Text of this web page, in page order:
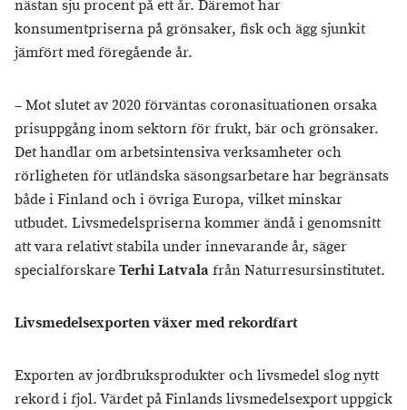
nästan sju procent på ett år. Däremot har
konsumentpriserna på grönsaker, fisk och ägg sjunkit
jämfört med föregående år.
– Mot slutet av 2020 förväntas coronasituationen orsaka
prisuppgång inom sektorn för frukt, bär och grönsaker.
Det handlar om arbetsintensiva verksamheter och
rörligheten för utländska säsongsarbetare har begränsats
både i Finland och i övriga Europa, vilket minskar
utbudet. Livsmedelspriserna kommer ändå i genomsnitt
att vara relativt stabila under innevarande år, säger
specialforskareTerhi Latvalafrån Naturresursinstitutet.
Livsmedelsexporten växer med rekordfart
Exporten av jordbruksprodukter och livsmedel slog nytt
rekord i fjol. Värdet på Finlands livsmedelsexport uppgick